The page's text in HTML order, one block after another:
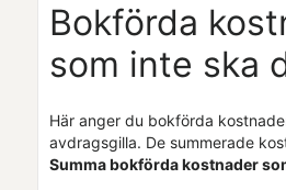
Bokförda
som inte ska
Här anger du bokförda
avdragsgilla. De summerade
Summa bokförda kostnader